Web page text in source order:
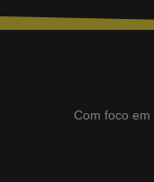
Com foco em